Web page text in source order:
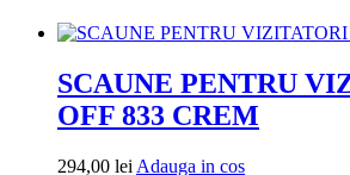
SCAUNE PENTRU
OFF 833 CREM
294,00 lei Adauga in cosAdauga